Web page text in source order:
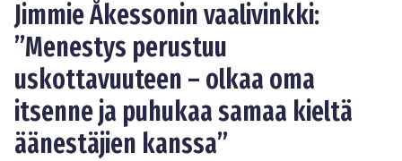
Jimmie Åkessonin vaalivinkki:
”Menestys perustuu
uskottavuuteen – olkaa oma
itsenne ja puhukaa samaa kieltä
äänestäjien kanssa”